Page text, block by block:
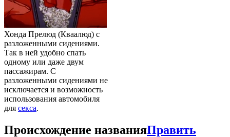
Хонда Прелюд (Кваалюд) с
разложенными сидениями.
Так в ней удобно спать
одному или даже двум
пассажирам. С
разложенными сидениями не
исключается и возможность
использования автомобиля
для секса.
Происхождение названияПравить